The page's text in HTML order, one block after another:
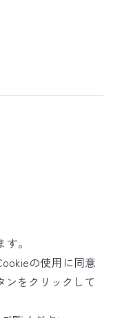
。
の使用に同意
ンをクリックして